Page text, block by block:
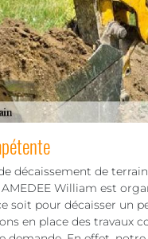
décaissement de terrain
William est
soit pour décaisser un
en place des travaux